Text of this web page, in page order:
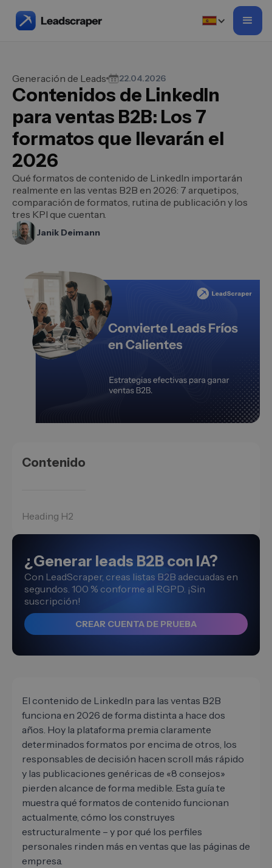
Generación de Leads 22.04.2026
Contenidos de LinkedIn
para ventas B2B: Los 7
formatos que llevarán el
2026
Qué formatos de contenido de LinkedIn importarán
realmente en las ventas B2B en 2026: 7 arquetipos,
comparación de formatos, rutina de publicación y los
tres KPI que cuentan.
Janik Deimann
Contenido
Heading H2
¿Generar leads B2B con IA?
Con LeadScraper, creas listas B2B adecuadas en
segundos. 100 % conforme al RGPD. ¡Sin
suscripción!
CREAR CUENTA DE PRUEBA
El contenido de LinkedIn para las ventas B2B
funciona en 2026 de forma distinta a hace dos
años. Hoy la plataforma premia claramente
determinados formatos por encima de otros, los
responsables de decisión hacen scroll más rápido
y las publicaciones genéricas de «8 consejos»
pierden alcance de forma medible. Esta guía te
muestra qué formatos de contenido funcionan
actualmente, cómo los construyes
estructuralmente – y por qué los perfiles
personales rinden más en ventas que las páginas de
empresa.